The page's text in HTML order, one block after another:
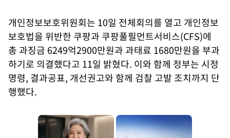
개인정보보호위원회는 10일 전체회의를 열고 개인정보
보호법을 위반한 쿠팡과 쿠팡풀필먼트서비스(CFS)에
총 과징금 6249억2900만원과 과태료 1680만원을 부과
하기로 의결했다고 11일 밝혔다. 이와 함께 정부는 시정
명령, 결과공표, 개선권고와 함께 검찰 고발 조치까지 단
행했다.